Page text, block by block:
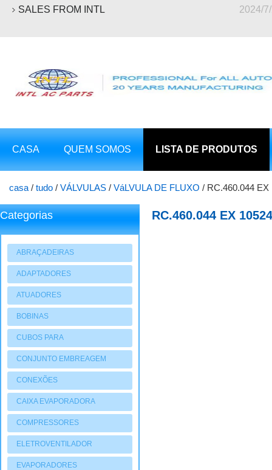
SALES FROM INTL 2024/
CASA QUEM SOMOS LISTA DE PRODUTOS
casa / tudo / VÁLVULAS / VáLVULA DE FLUXO / RC.460.044
5SEL12C 6SEL16C - CITROEN C4 LOUNGE / PEUGEOT 308
Categorias
ABRAÇADEIRAS
ADAPTADORES
ATUADORES
PNEUMATIOCOS
BOBINAS
CUBOS PARA
COMPRESSORES
CONJUNTO EMBREAGEM
CONEXÕES
CAIXA EVAPORADORA
COMPRESSORES
ELETROVENTILADOR
EVAPORADORES
RC.460.044 EX